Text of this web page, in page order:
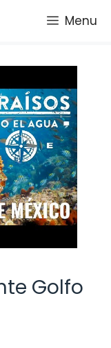
Menu
Golfo